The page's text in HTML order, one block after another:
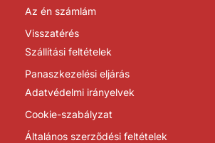
Az én számlám
Visszatérés
Szállítási feltételek
Panaszkezelési eljárás
Adatvédelmi irányelvek
Cookie-szabályzat
Általános szerződési feltételek